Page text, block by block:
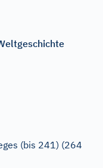
(bis 241) (264